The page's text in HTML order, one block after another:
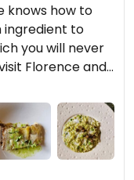
knows how to
ingredient to
you will never
Florence and
Thank you